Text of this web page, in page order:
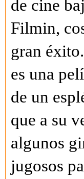
de cine
Filmin,
gran
es una
de un
que a su
algunos
jugosos